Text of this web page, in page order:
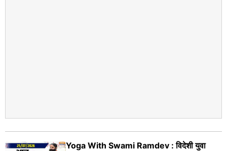
Yoga With Swami Ramdev : विदेशी युवा